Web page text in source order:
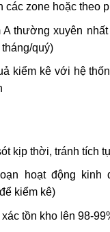
các zone hoặc theo
A thường xuyên
quý)
kiểm kê với hệ
kịp thời, tránh tích
hoạt động kinh
kiểm kê)
tồn kho lên 98-